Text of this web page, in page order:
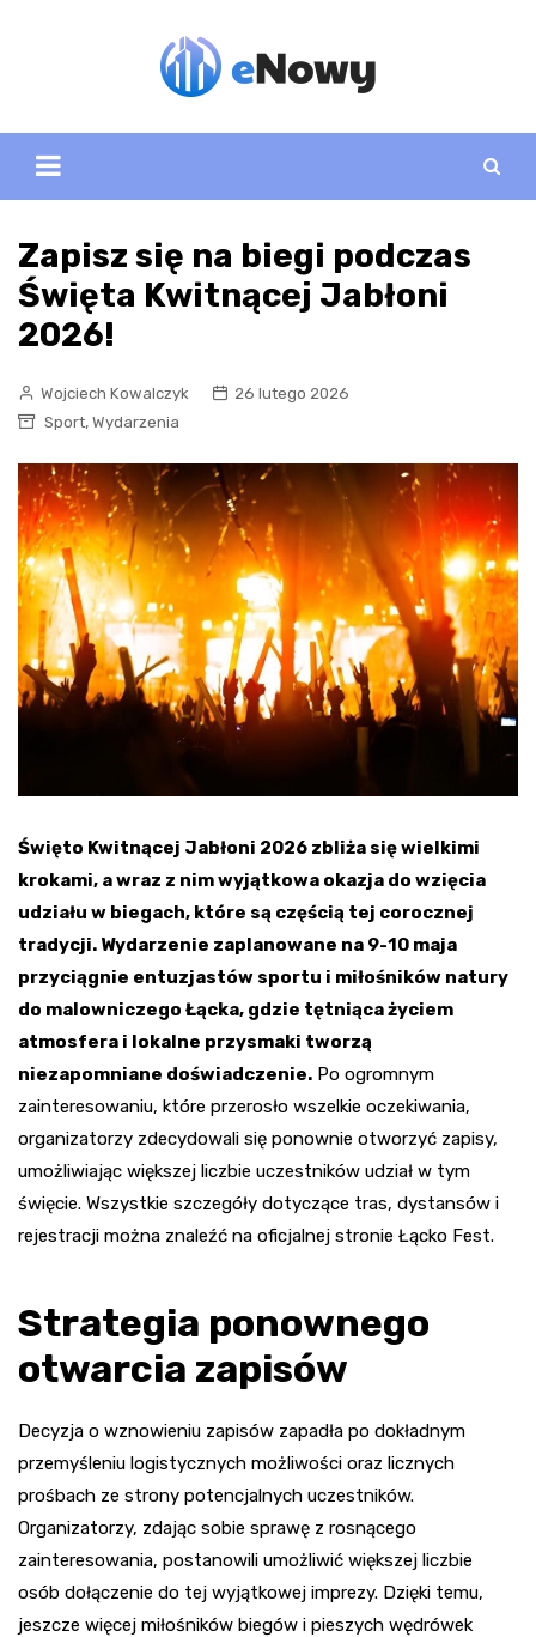
Zapisz się na biegi podczas
Święta Kwitnącej Jabłoni
2026!
Wojciech Kowalczyk
26 lutego 2026
Sport, Wydarzenia
Święto Kwitnącej Jabłoni 2026 zbliża się wielkimi
krokami, a wraz z nim wyjątkowa okazja do wzięcia
udziału w biegach, które są częścią tej corocznej
tradycji. Wydarzenie zaplanowane na 9-10 maja
przyciągnie entuzjastów sportu i miłośników natury
do malowniczego Łącka, gdzie tętniąca życiem
atmosfera i lokalne przysmaki tworzą
niezapomniane doświadczenie. Po ogromnym
zainteresowaniu, które przerosło wszelkie oczekiwania,
organizatorzy zdecydowali się ponownie otworzyć zapisy,
umożliwiając większej liczbie uczestników udział w tym
święcie. Wszystkie szczegóły dotyczące tras, dystansów i
rejestracji można znaleźć na oficjalnej stronie Łącko Fest.
Strategia ponownego
otwarcia zapisów
Decyzja o wznowieniu zapisów zapadła po dokładnym
przemyśleniu logistycznych możliwości oraz licznych
prośbach ze strony potencjalnych uczestników.
Organizatorzy, zdając sobie sprawę z rosnącego
zainteresowania, postanowili umożliwić większej liczbie
osób dołączenie do tej wyjątkowej imprezy. Dzięki temu,
jeszcze więcej miłośników biegów i pieszych wędrówek